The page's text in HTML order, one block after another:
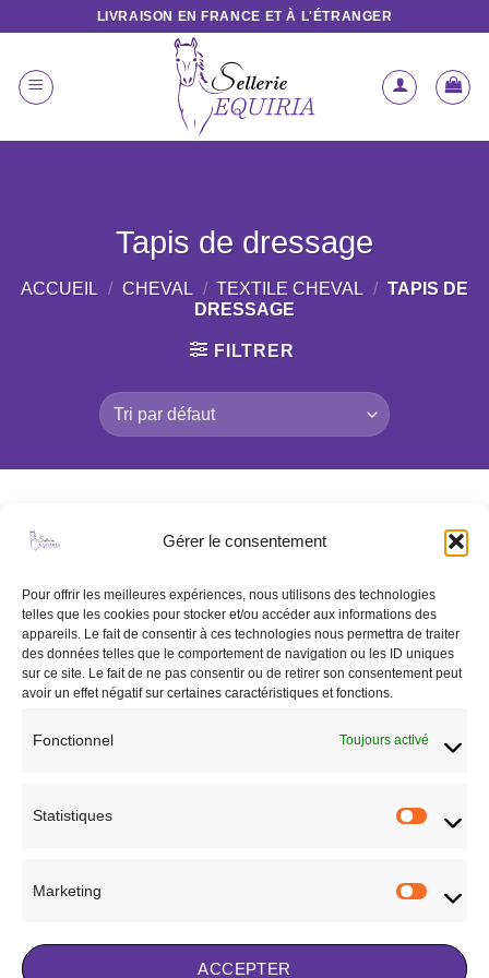
Gérer le consentement
Pour offrir les meilleures expériences, nous utilisons des technologies
telles que les cookies pour stocker et/ou accéder aux informations des
appareils. Le fait de consentir à ces technologies nous permettra de traiter
des données telles que le comportement de navigation ou les ID uniques
sur ce site. Le fait de ne pas consentir ou de retirer son consentement peut
avoir un effet négatif sur certaines caractéristiques et fonctions.
Fonctionnel Toujours activé
Statistiques
Marketing
ACCEPTER
contenu
LIVRAISON EN FRANCE ET À L'ÉTRANGER
Tapis de dressage
ACCUEIL / CHEVAL / TEXTILE CHEVAL / TAPIS DE
DRESSAGE
FILTRER
de
souhaits
CHEVAL
AJOUTER AU PANIER
Ajouter à la liste de